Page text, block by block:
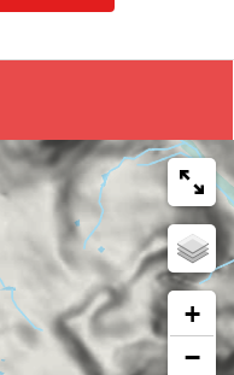
+
−